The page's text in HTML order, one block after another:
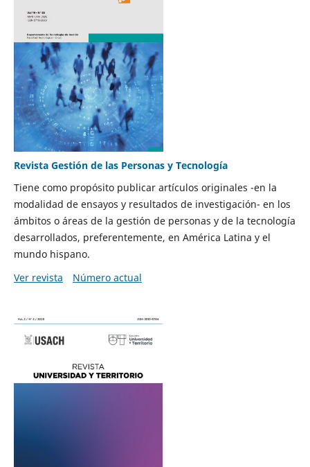
Revista Gestión de las Personas y Tecnología
Tiene como propósito publicar artículos originales -en la
modalidad de ensayos y resultados de investigación- en los
ámbitos o áreas de la gestión de personas y de la tecnología
desarrollados, preferentemente, en América Latina y el
mundo hispano.
Ver revista
Número actual